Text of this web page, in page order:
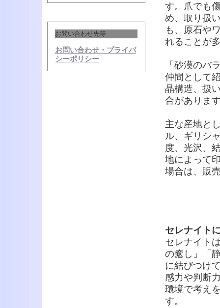
お問い合わせ先等
お問い合わせ・プライバ
シーポリシー
す。爪でも
め、取り扱
も、原石や
れることが
「砂漠のバ
仲間として
晶構造、扱
合がありま
主な産地と
ル、ギリシ
度、光沢、
地によって
場合は、販
セレナイト
セレナイト
の癒し」「
に結びつけ
感力や判断
環境で考え
す。